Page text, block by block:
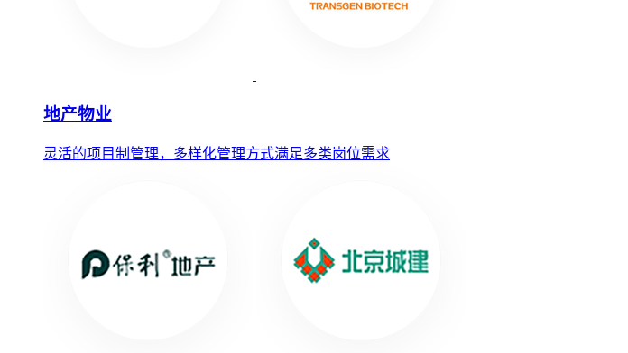
地产物业
灵活的项目制管理，多样化管理方式满足多类岗位需求